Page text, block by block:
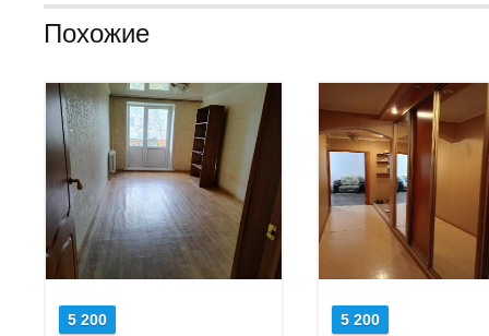
Похожие
5 200 5 200